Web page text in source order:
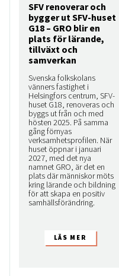
SFV renoverar och
bygger ut SFV-huset
G18 – GRO blir en
plats för lärande,
tillväxt och
samverkan
Svenska folkskolans
vänners fastighet i
Helsingfors centrum, SFV-
huset G18, renoveras och
byggs ut från och med
hösten 2025. På samma
gång förnyas
verksamhetsprofilen. När
huset öppnar i januari
2027, med det nya
namnet GRO, är det en
plats där människor möts
kring lärande och bildning
för att skapa en positiv
samhällsförändring.